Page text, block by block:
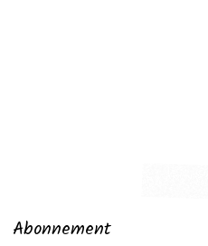
Abonnement